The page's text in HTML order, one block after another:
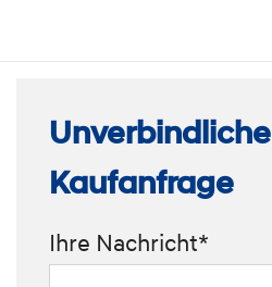
Unverbindliche
Kaufanfrage
Ihre Nachricht*